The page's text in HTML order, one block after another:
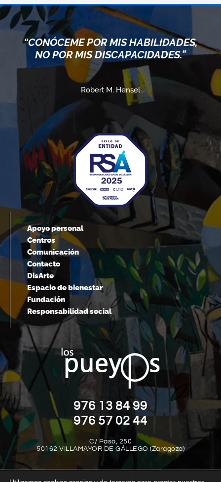
“CONÓCEME POR MIS HABILIDADES,
NO POR MIS DISCAPACIDADES.”
Robert M. Hensel
Apoyo personal
Centros
Comunicación
Contacto
DisArte
Espacio de bienestar
Fundación
Responsabilidad social
976 13 84 99
976 57 02 44
C/ Paso, 250
50162 VILLAMAYOR DE GÁLLEGO (Zaragoza)